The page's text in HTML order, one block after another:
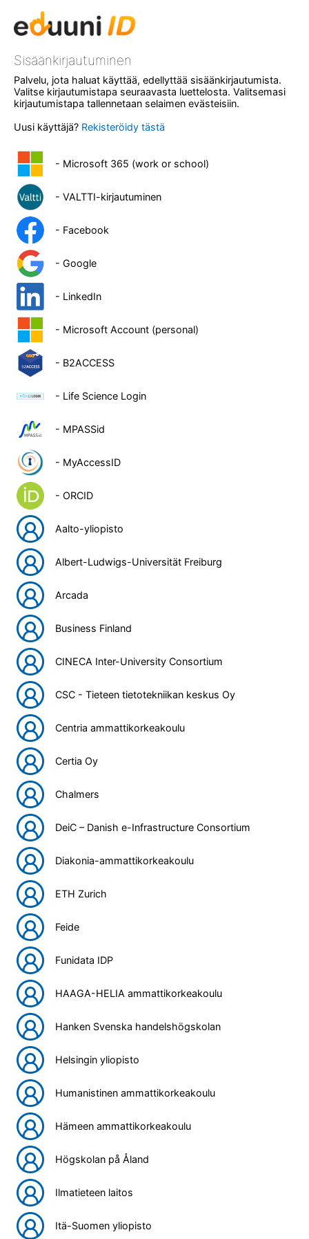
Sisäänkirjautuminen
Palvelu, jota haluat käyttää, edellyttää sisäänkirjautumista.
Valitse kirjautumistapa seuraavasta luettelosta. Valitsemasi
kirjautumistapa tallennetaan selaimen evästeisiin.
Uusi käyttäjä? Rekisteröidy tästä
- Microsoft 365 (work or school)
- VALTTI-kirjautuminen
- Facebook
- Google
- LinkedIn
- Microsoft Account (personal)
- B2ACCESS
- Life Science Login
- MPASSid
- MyAccessID
- ORCID
Aalto-yliopisto
Albert-Ludwigs-Universität Freiburg
Arcada
Business Finland
CINECA Inter-University Consortium
CSC - Tieteen tietotekniikan keskus Oy
Centria ammattikorkeakoulu
Certia Oy
Chalmers
DeiC – Danish e-Infrastructure Consortium
Diakonia-ammattikorkeakoulu
ETH Zurich
Feide
Funidata IDP
HAAGA-HELIA ammattikorkeakoulu
Hanken Svenska handelshögskolan
Helsingin yliopisto
Humanistinen ammattikorkeakoulu
Hämeen ammattikorkeakoulu
Högskolan på Åland
Ilmatieteen laitos
Itä-Suomen yliopisto